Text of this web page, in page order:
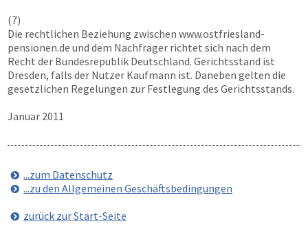
(7)
Die rechtlichen Beziehung zwischen www.ostfriesland-
pensionen.de und dem Nachfrager richtet sich nach dem
Recht der Bundesrepublik Deutschland. Gerichtsstand ist
Dresden, falls der Nutzer Kaufmann ist. Daneben gelten die
gesetzlichen Regelungen zur Festlegung des Gerichtsstands.
Januar 2011
...zum Datenschutz
...zu den Allgemeinen Geschäftsbedingungen
zurück zur Start-Seite